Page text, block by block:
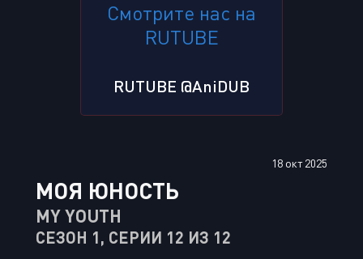
Смотрите нас на
RUTUBE
RUTUBE @AniDUB
18 окт 2025
МОЯ ЮНОСТЬ
MY YOUTH
СЕЗОН 1, СЕРИИ 12 ИЗ 12